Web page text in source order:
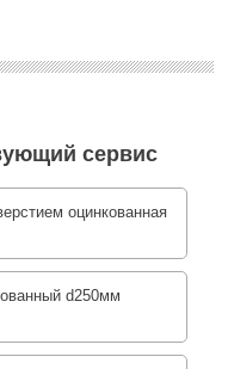
сервис
оцинкованная
d250мм